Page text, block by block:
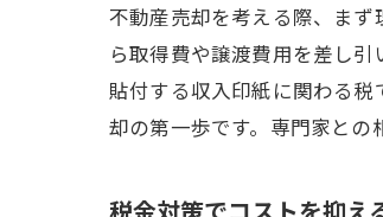
不動産売却を考える際、ま
ら取得費や譲渡費用を差し
貼付する収入印紙に関わる
却の第一歩です。専門家と
税金対策でコストを抑え